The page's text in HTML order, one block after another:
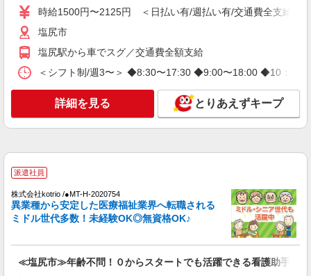
塩尻市
キープ 詳細を見る
派遣社員
株式会社kotrio /●MT-H-1854234
福祉看護は人生のサポーター。シニア住宅の看
い・週払いOK/履歴書不要＞
キープ 詳細を見る
株式会社kotrio /●MT-H-2086557
はじめてでも安心。と思える看護助手★塩尻市
時給1500円〜2125円 ＜日払い有/週払い有/交通費全支給(ガ
塩尻市
塩尻駅から車でスグ／交通費全額支給
＜シフト制/週3〜＞ ◆8:30〜17:30 ◆9:00〜18:00 ◆10：00
詳細を見る とりあえずキープ
派遣社員
株式会社kotrio /●MT-H-2020754
異業種から安定した医療福祉業界へ転職される
ミドル世代多数！未経験OK◎無資格OK♪
≪塩尻市≫年齢不問！０からスタートでも活躍できる看護助手♪